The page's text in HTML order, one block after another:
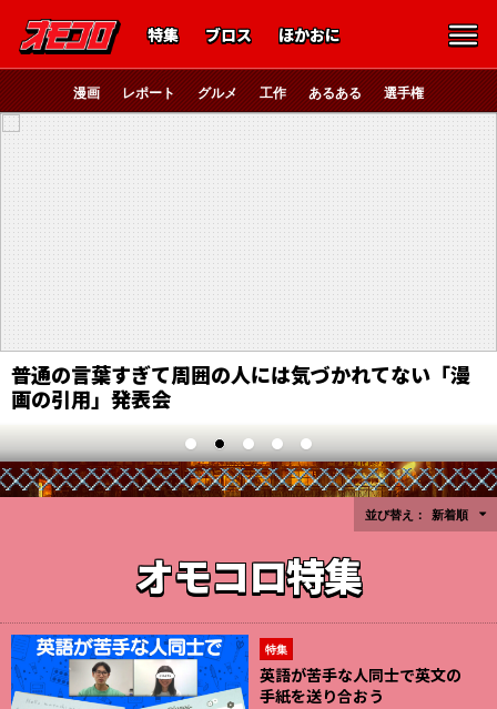
特集 ブロス ほかおに
漫画 レポート グルメ 工作 あるある 選手権
普通の言葉すぎて周囲の人には気づかれてない「漫
画の引用」発表会
オモコロ特集
並び替え： 新着順
特集
英語が苦手な人同士で英文の
手紙を送り合おう